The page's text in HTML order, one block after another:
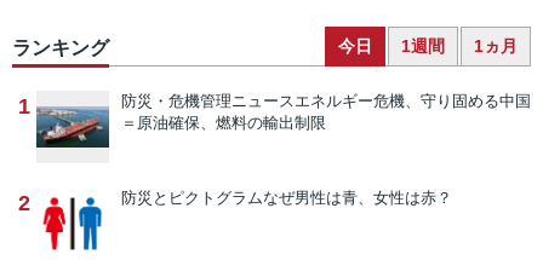
ランキング 今日 1週間 1ヵ月
1 防災・危機管理ニュースエネルギー危機、守り固める中国
＝原油確保、燃料の輸出制限
2 防災とピクトグラムなぜ男性は青、女性は赤？